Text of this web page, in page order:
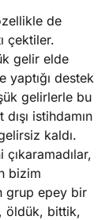
Yazıları
de
çektiler.
gelir elde
destek
gelirlerle bu
dışı istihdamın
kaldı.
bizim
grup epey bir
öldük, bittik,